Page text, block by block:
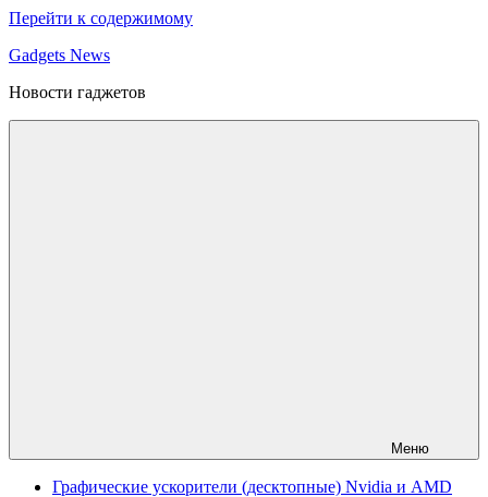
Перейти к содержимому
Gadgets News
Новости гаджетов
Меню
Графические ускорители (десктопные) Nvidia и AMD